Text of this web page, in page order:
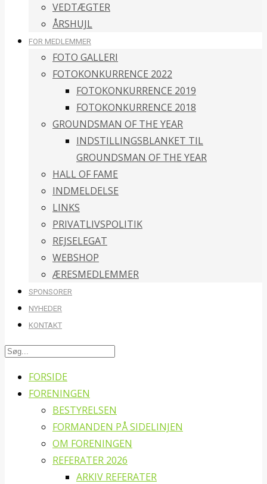
VEDTÆGTER
ÅRSHUJL
FOR MEDLEMMER
FOTO GALLERI
FOTOKONKURRENCE 2022
FOTOKONKURRENCE 2019
FOTOKONKURRENCE 2018
GROUNDSMAN OF THE YEAR
INDSTILLINGSBLANKET TIL
GROUNDSMAN OF THE YEAR
HALL OF FAME
INDMELDELSE
LINKS
PRIVATLIVSPOLITIK
REJSELEGAT
WEBSHOP
ÆRESMEDLEMMER
SPONSORER
NYHEDER
KONTAKT
FORSIDE
FORENINGEN
BESTYRELSEN
FORMANDEN PÅ SIDELINJEN
OM FORENINGEN
REFERATER 2026
ARKIV REFERATER